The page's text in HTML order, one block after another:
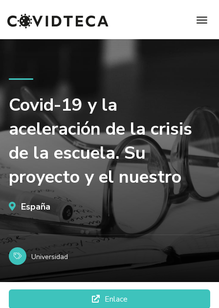
Covid-19 y la
aceleración de la crisis
de la escuela. Su
proyecto y el nuestro
España
Universidad
Enlace